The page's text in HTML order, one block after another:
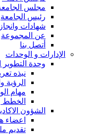
مجلس
رئيس الجامعة
شهادات
عن المجموعة
أتصل بنا
الإدارات و الوحدات
وحدة التطوير
نبذه
الرؤية
مهام
الخطط
الشؤون
اعضاء
تقديم